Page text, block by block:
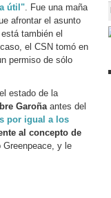
útil". Fue una maña
afrontar el asunto
también el
el CSN tomó en
permiso de sólo
estado de la
Garoñaantes del
por igual a los
al concepto de
Greenpeace, y le